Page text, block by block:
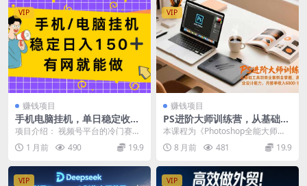
VIP
赚钱项目
手机电脑挂机，单日稳定收入
150+，有网就能做
项目介绍： 视频号平台的冷门赛
道，经过长期的实际操作以及更
新，目前技术已经成 熟...
1 月前 490 19.9
VIP
赚钱项目
PS进阶大师训练营，从基础工
具到商业案例全掌握，具备专
业设计能力，月接单收入6000
-1.2万
本课程为《Photoshop全能大师
班》，旨在帮助零基础学员和初学
者系统掌握PS...
8 月前 481 19.9
VIP VIP